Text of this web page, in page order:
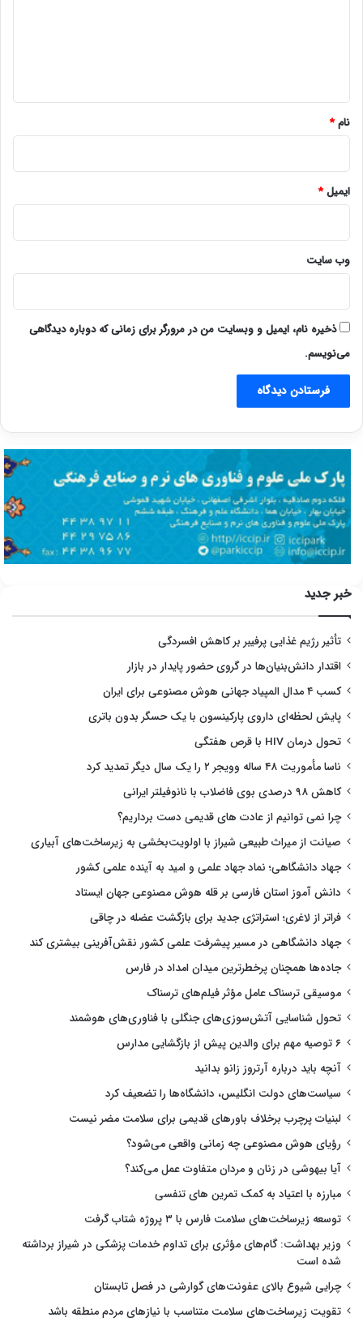
نام*
ایمیل*
وب‌ سایت
ذخیره نام، ایمیل و وبسایت من در مرورگر برای زمانی که دوباره دیدگاهی
می‌نویسم.
خبر جدید
تأثیر رژیم غذایی پرفیبر بر کاهش افسردگی
اقتدار دانش‌بنیان‌ها در گروی حضور پایدار در بازار
کسب ۴ مدال المپیاد جهانی هوش مصنوعی برای ایران
پایش لحظه‌ای داروی پارکینسون با یک حسگر بدون باتری
تحول درمان HIV با قرص هفتگی
ناسا مأموریت ۴۸ ساله وویجر ۲ را یک سال دیگر تمدید کرد
کاهش ۹۸ درصدی بوی فاضلاب با نانوفیلتر ایرانی
چرا نمی توانیم از عادت های قدیمی دست برداریم؟
صیانت از میراث طبیعی شیراز با اولویت‌بخشی به زیرساخت‌های آبیاری
جهاد دانشگاهی؛ نماد جهاد علمی و امید به آینده علمی کشور
دانش آموز استان فارسی بر قله هوش مصنوعی جهان ایستاد
فراتر از لاغری؛ استراتژی جدید برای بازگشت عضله در چاقی
جهاد دانشگاهی در مسیر پیشرفت علمی کشور نقش‌آفرینی بیشتری کند
جاده‌ها همچنان پرخطرترین میدان امداد در فارس
موسیقی ترسناک عامل مؤثر فیلم‌های ترسناک
تحول شناسایی آتش‌سوزی‌های جنگلی با فناوری‌های هوشمند
۶ توصیه مهم برای والدین پیش از بازگشایی مدارس
آنچه باید درباره آرتروز زانو بدانید
سیاست‌های دولت انگلیس، دانشگاه‌ها را تضعیف کرد
لبنیات پرچرب برخلاف باورهای قدیمی برای سلامت مضر نیست
رؤیای هوش مصنوعی چه زمانی واقعی می‌شود؟
آیا بیهوشی در زنان و مردان متفاوت عمل می‌کند؟
مبارزه با اعتیاد به کمک تمرین های تنفسی
توسعه زیرساخت‌های سلامت فارس با ۳ پروژه شتاب گرفت
وزیر بهداشت: گام‌های مؤثری برای تداوم خدمات پزشکی در شیراز برداشته
شده است
چرایی شیوع بالای عفونت‌های گوارشی در فصل تابستان
تقویت زیرساخت‌های سلامت متناسب با نیازهای مردم منطقه باشد